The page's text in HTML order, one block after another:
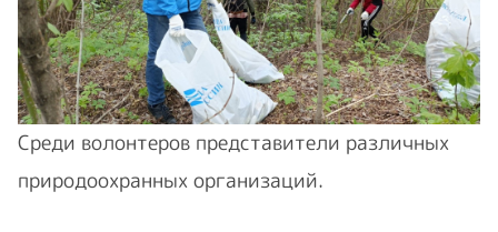
Среди волонтеров представители различных
природоохранных организаций.